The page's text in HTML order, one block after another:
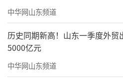
中华网山东频道
历史同期新高！山东一季度外贸
5000亿元
中华网山东频道